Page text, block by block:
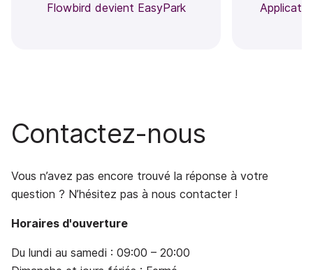
Flowbird devient EasyPark
Contactez-nous
Vous n’avez pas encore trouvé la réponse à votre
question ? N’hésitez pas à nous contacter !
Horaires d'ouverture
Du lundi au samedi : 09:00 – 20:00